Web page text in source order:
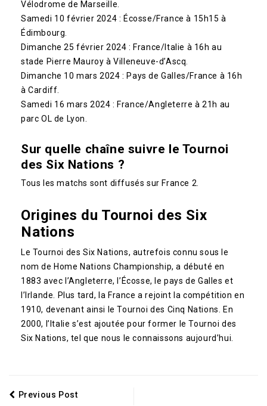
Vélodrome de Marseille.
Samedi 10 février 2024 : Écosse/France à 15h15 à
Édimbourg.
Dimanche 25 février 2024 : France/Italie à 16h au
stade Pierre Mauroy à Villeneuve-d’Ascq.
Dimanche 10 mars 2024 : Pays de Galles/France à 16h
à Cardiff.
Samedi 16 mars 2024 : France/Angleterre à 21h au
parc OL de Lyon.
Sur quelle chaîne suivre le Tournoi
des Six Nations ?
Tous les matchs sont diffusés sur France 2.
Origines du Tournoi des Six
Nations
Le Tournoi des Six Nations, autrefois connu sous le
nom de Home Nations Championship, a débuté en
1883 avec l’Angleterre, l’Écosse, le pays de Galles et
l’Irlande. Plus tard, la France a rejoint la compétition en
1910, devenant ainsi le Tournoi des Cinq Nations. En
2000, l’Italie s’est ajoutée pour former le Tournoi des
Six Nations, tel que nous le connaissons aujourd’hui.
Previous Post